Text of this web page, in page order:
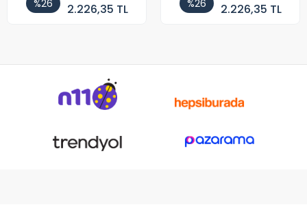
%26 2.226,35 TL %26 2.226,35 TL